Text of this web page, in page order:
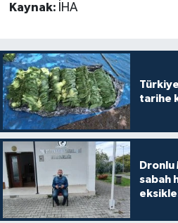
Kaynak: İHA
tarihe
sabah